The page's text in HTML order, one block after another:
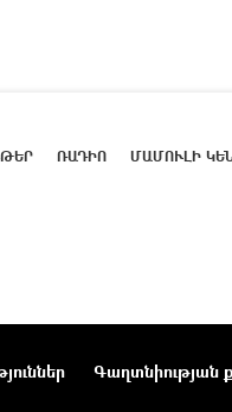
ՌԱԴԻՈ ՄԱՄՈՒԼԻ
Գաղտնիության